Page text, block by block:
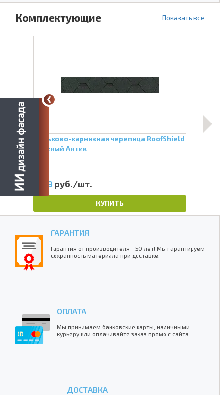
Комплектующие Показать все
Коньково-карнизная черепица RoofShield
Зелёный Антик
159 руб./шт.
КУПИТЬ
ГАРАНТИЯ
Гарантия от производителя - 50 лет! Мы гарантируем
сохранность материала при доставке.
ОПЛАТА
Мы принимаем банковские карты, наличными
курьеру или оплачивайте заказ прямо с сайта.
ДОСТАВКА